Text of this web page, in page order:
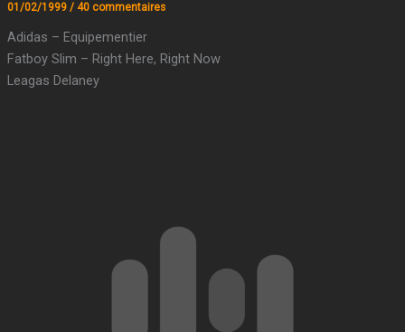
01/02/1999 / 40 commentaires
Adidas – Equipementier
Fatboy Slim – Right Here, Right Now
Leagas Delaney